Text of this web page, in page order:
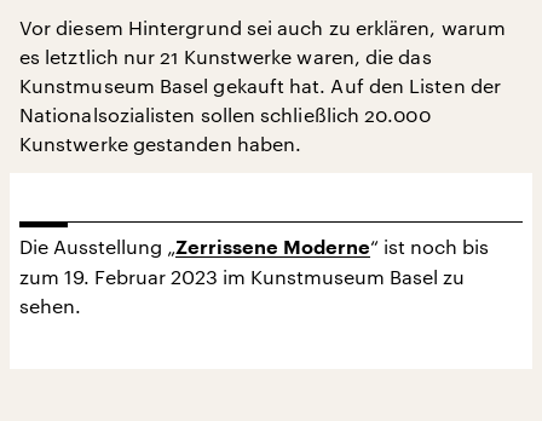
Vor diesem Hintergrund sei auch zu erklären, warum
es letztlich nur 21 Kunstwerke waren, die das
Kunstmuseum Basel gekauft hat. Auf den Listen der
Nationalsozialisten sollen schließlich 20.000
Kunstwerke gestanden haben.
Die Ausstellung „Zerrissene Moderne“ ist noch bis
zum 19. Februar 2023 im Kunstmuseum Basel zu
sehen.